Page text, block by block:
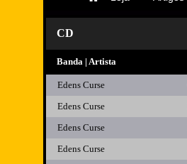
CD
Banda | Artista
Edens Curse
Edens Curse
Edens Curse
Edens Curse